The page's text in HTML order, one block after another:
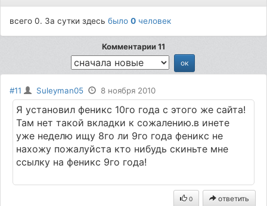
всего 0. За сутки здесьбыло0 человек
Комментарии 11
#11 Suleyman05 8 ноября 2010
Я установил феникс 10го года с этого же сайта!
Там нет такой вкладки к сожалению.в инете
уже неделю ищу 8го ли 9го года феникс не
нахожу пожалуйста кто нибудь скиньте мне
ссылку на феникс 9го года!
0 ответить